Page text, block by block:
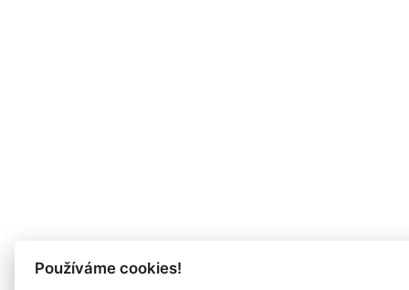
Používáme cookies!